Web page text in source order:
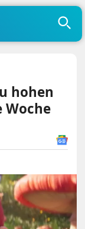
hohen
Woche